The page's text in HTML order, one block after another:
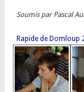
Soumis par Pascal
Rapide de Domloup